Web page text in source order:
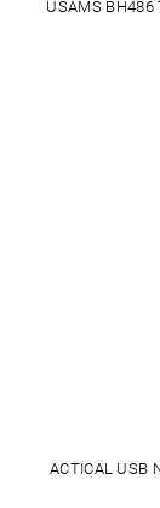
USAMS BH486
ACTICAL USB